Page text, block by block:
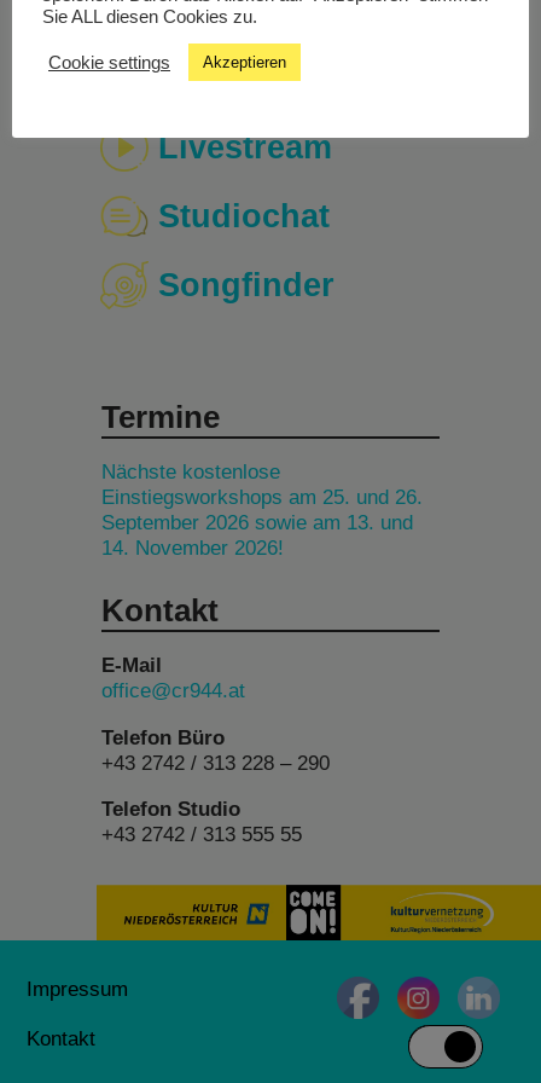
Livestream
Studiochat
Songfinder
Termine
Nächste kostenlose
Einstiegsworkshops am 25. und 26.
September 2026 sowie am 13. und
14. November 2026!
Kontakt
E-Mail
office@cr944.at
Telefon Büro
+43 2742 / 313 228 – 290
Telefon Studio
+43 2742 / 313 555 55
Impressum
Kontakt
Sie ALL diesen Cookies zu.
Cookie settings Akzeptieren